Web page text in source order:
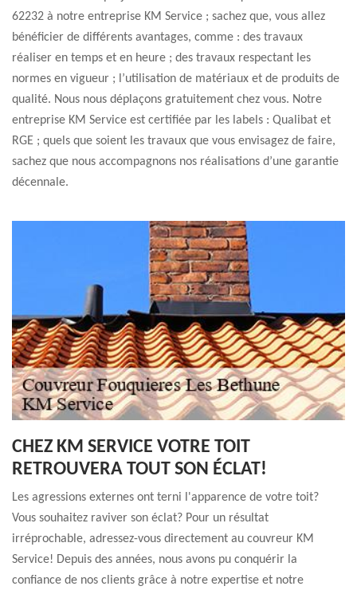
62232 à notre entreprise KM Service ; sachez que, vous allez
bénéficier de différents avantages, comme : des travaux
réaliser en temps et en heure ; des travaux respectant les
normes en vigueur ; l’utilisation de matériaux et de produits de
qualité. Nous nous déplaçons gratuitement chez vous. Notre
entreprise KM Service est certifiée par les labels : Qualibat et
RGE ; quels que soient les travaux que vous envisagez de faire,
sachez que nous accompagnons nos réalisations d’une garantie
décennale.
CHEZ KM SERVICE VOTRE TOIT
RETROUVERA TOUT SON ÉCLAT!
Les agressions externes ont terni l'apparence de votre toit?
Vous souhaitez raviver son éclat? Pour un résultat
irréprochable, adressez-vous directement au couvreur KM
Service! Depuis des années, nous avons pu conquérir la
confiance de nos clients grâce à notre expertise et notre